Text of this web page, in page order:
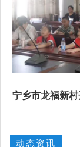
宁乡市龙福新
动态资讯